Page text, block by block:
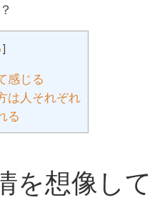
]
感じる
は人それぞれ
る
を想像して